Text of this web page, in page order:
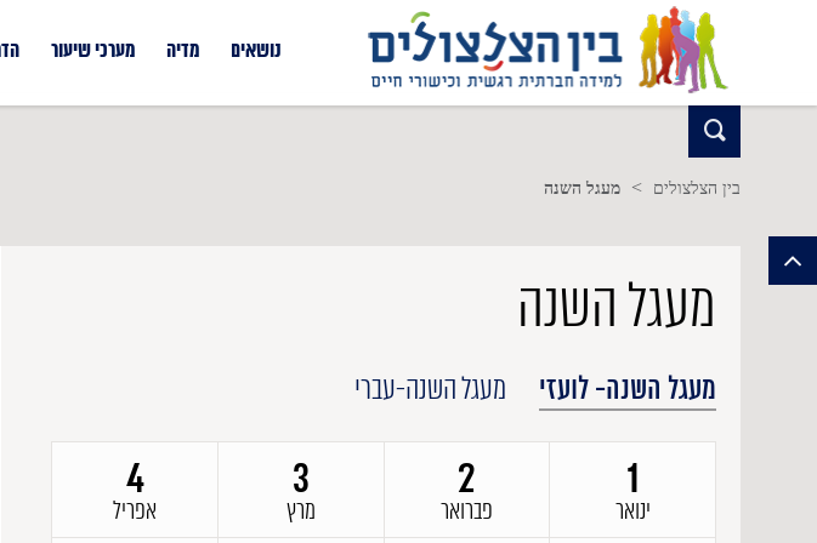
נושאים מדיה מערכי שיעור
בין הצלצולים > מעגל השנה
מעגל השנה
מעגל השנה- לועזי מעגל השנה-עברי
1
ינואר
2
פברואר
3
מרץ
4
אפריל
1
תשרי
2
חשוון
3
כסלו
4
טבת